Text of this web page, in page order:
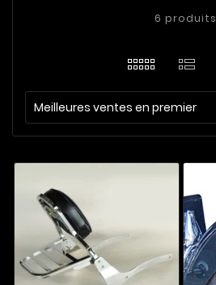
6 produits
Meilleures ventes en premier